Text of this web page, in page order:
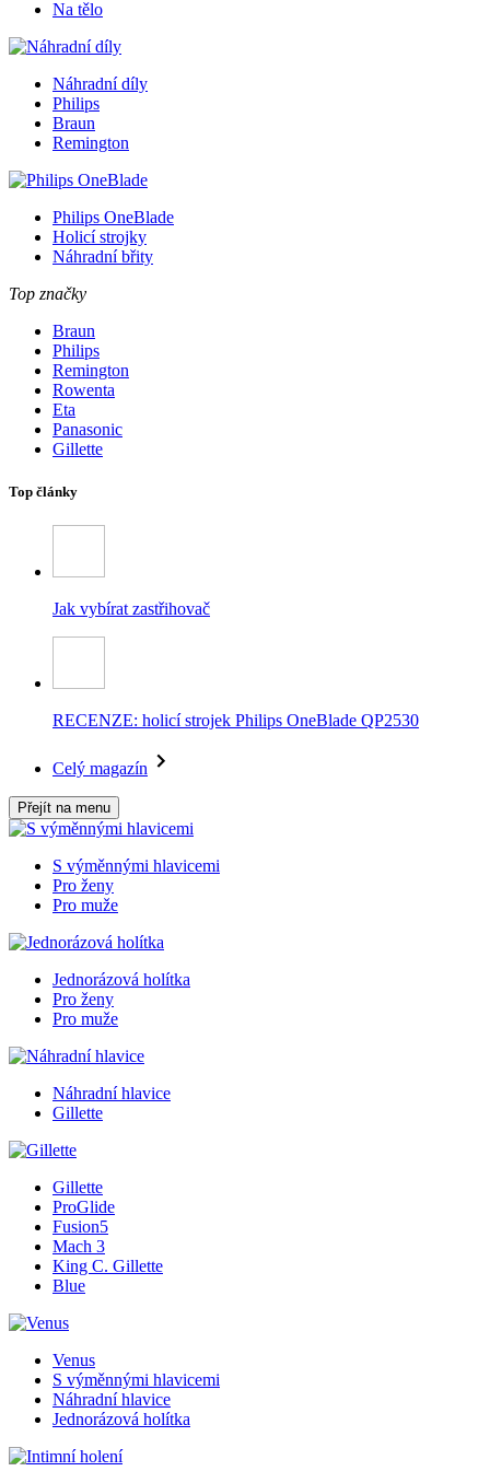
Na tělo
Náhradní díly
Philips
Braun
Remington
Philips OneBlade
Holicí strojky
Náhradní břity
Top značky
Braun
Philips
Remington
Rowenta
Eta
Panasonic
Gillette
Top články
Jak vybírat zastřihovač
RECENZE: holicí strojek Philips OneBlade QP2530
Celý magazín
Přejít na menu
S výměnnými hlavicemi
Pro ženy
Pro muže
Jednorázová holítka
Pro ženy
Pro muže
Náhradní hlavice
Gillette
Gillette
ProGlide
Fusion5
Mach 3
King C. Gillette
Blue
Venus
S výměnnými hlavicemi
Náhradní hlavice
Jednorázová holítka